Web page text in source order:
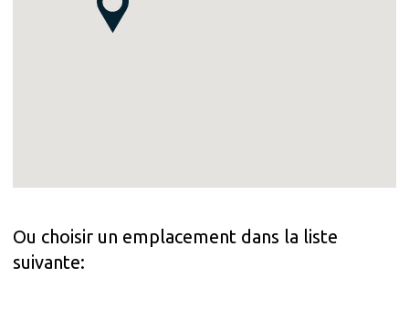
Ou choisir un emplacement dans la liste
suivante: